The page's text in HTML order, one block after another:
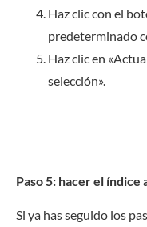
Haz clic con el
predeterminado
Haz clic en
selección».
Paso 5: hacer el
Si ya has seguido los